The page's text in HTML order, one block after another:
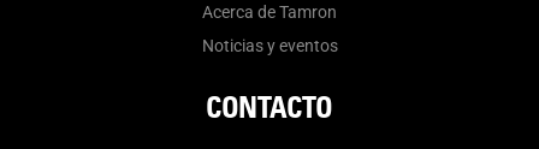
Acerca de Tamron
Noticias y eventos
CONTACTO